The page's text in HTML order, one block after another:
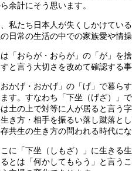
余計にそう思います。
私たち日本人が失くしかけてい
日常の生活の中での家族愛や情
「おらが・おらが」の「が」を
と言う大切さを改めて確認する事
かげ・おかげ」の「げ」で暮ら
す。すなわち「下坐（げざ）」
土の上で対等に人が居ると言う
き方・相手を振るい落し蹴落と
共生の生き方の問われる時代にな
に「下坐（しもざ）」に生きる
とは「何かしてもらう」と言う